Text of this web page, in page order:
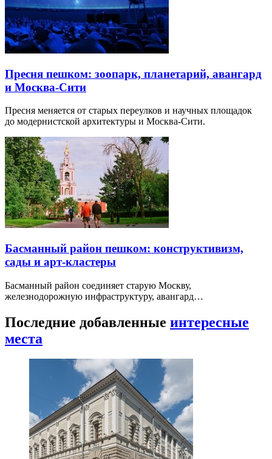
Пресня пешком: зоопарк, планетарий, авангард
и Москва-Сити
Пресня меняется от старых переулков и научных площадок
до модернистской архитектуры и Москва-Сити.
Басманный район пешком: конструктивизм,
сады и арт-кластеры
Басманный район соединяет старую Москву,
железнодорожную инфраструктуру, авангард…
Последние добавленные интересные
места